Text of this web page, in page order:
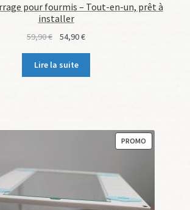
pour fourmis – Tout-en-un, prêt à
installer
59,90€
Le
initial
était :
54,90€Le
est :
Lire la suite
PROMOPRODUIT
EN